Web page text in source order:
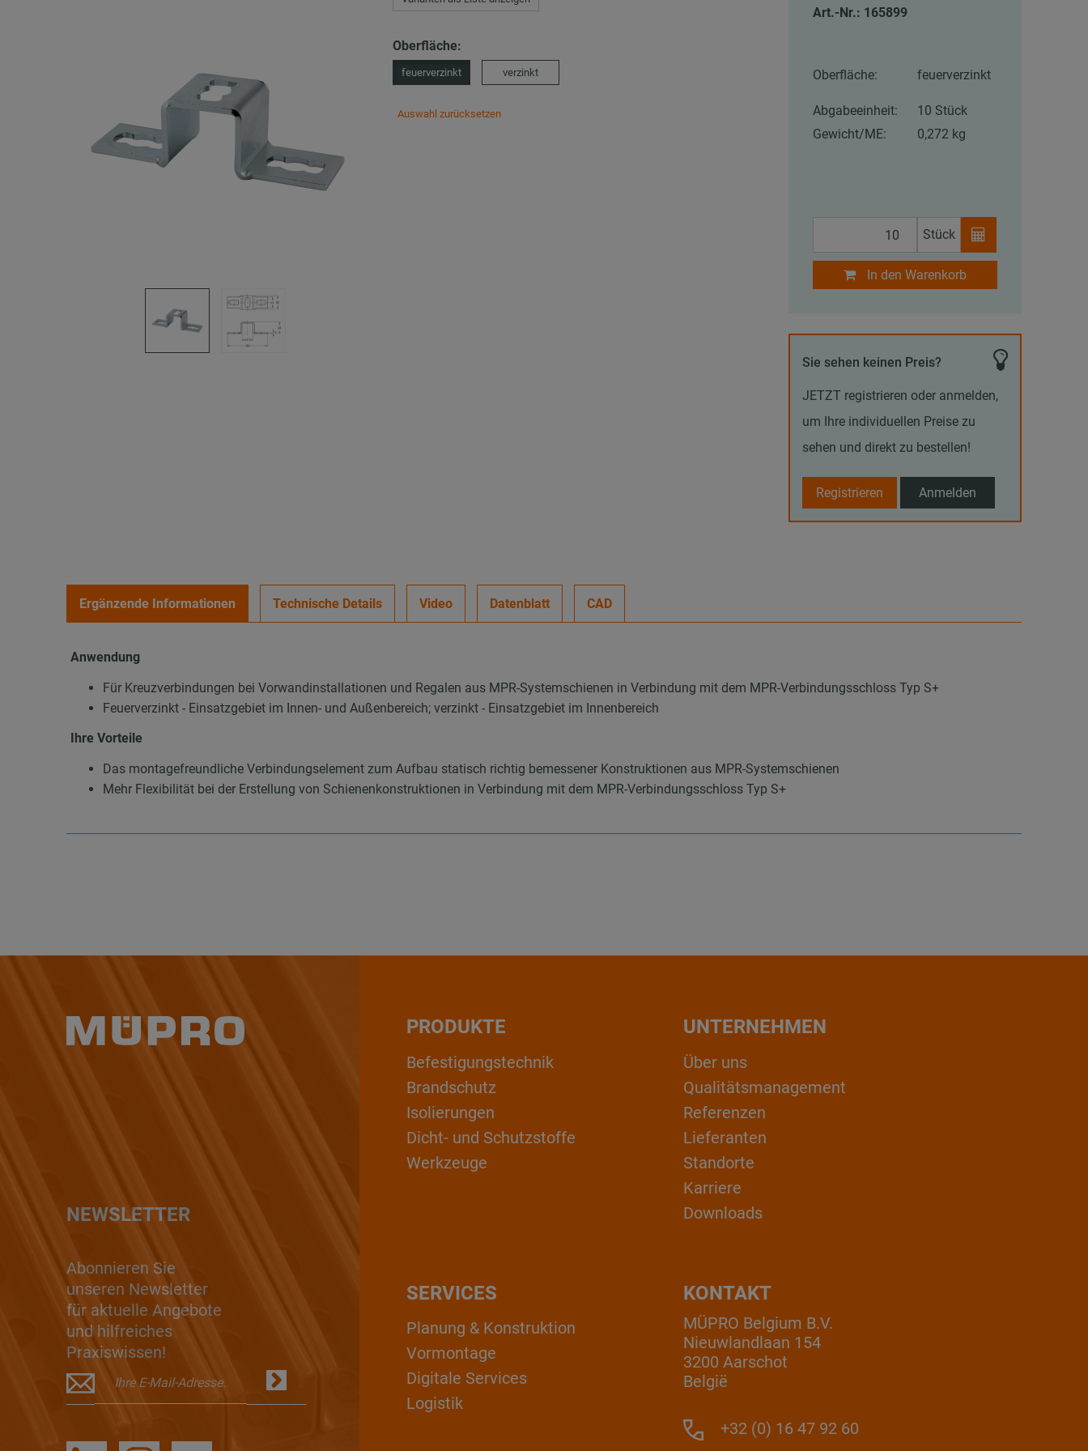
Oberfläche:
feuerverzinkt verzinkt
Auswahl zurücksetzen
Art.-Nr.: 165899
Oberfläche: feuerverzinkt
Abgabeeinheit:
10 Stück
Gewicht/ME:
0,272 kg
Stück
In den Warenkorb
Sie sehen keinen Preis?
JETZT registrieren oder anmelden,
um Ihre individuellen Preise zu
sehen und direkt zu bestellen!
Registrieren Anmelden
Ergänzende Informationen Technische Details Video Datenblatt CAD
Anwendung
Für Kreuzverbindungen bei Vorwandinstallationen und Regalen aus MPR-Systemschienen in Verbindung mit dem MPR-Verbindungsschloss Typ S+
Feuerverzinkt - Einsatzgebiet im Innen- und Außenbereich; verzinkt - Einsatzgebiet im Innenbereich
Ihre Vorteile
Das montagefreundliche Verbindungselement zum Aufbau statisch richtig bemessener Konstruktionen aus MPR-Systemschienen
Mehr Flexibilität bei der Erstellung von Schienenkonstruktionen in Verbindung mit dem MPR-Verbindungsschloss Typ S+
NEWSLETTER
Abonnieren Sie
unseren Newsletter
für aktuelle Angebote
und hilfreiches
Praxiswissen!
PRODUKTE
Befestigungstechnik
Brandschutz
Isolierungen
Dicht- und Schutzstoffe
Werkzeuge
UNTERNEHMEN
Über uns
Qualitätsmanagement
Referenzen
Lieferanten
Standorte
Karriere
Downloads
KONTAKT
MÜPRO Belgium B.V.
Nieuwlandlaan 154
3200 Aarschot
België
+32 (0) 16 47 92 60
SERVICES
Planung & Konstruktion
Vormontage
Digitale Services
Logistik